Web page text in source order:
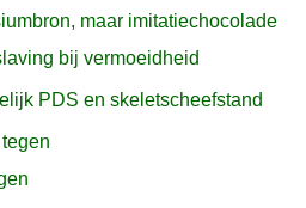
maar imitatiechocolade
bij vermoeidheid
PDS en skeletscheefstand